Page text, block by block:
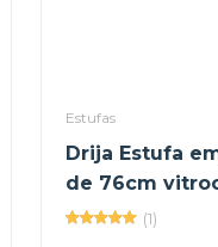
Estufas
Drija Estufa
de 76cm
toscana(1)